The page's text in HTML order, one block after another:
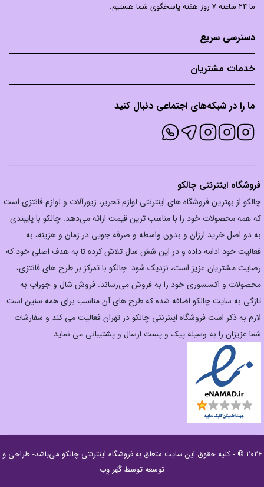
ما 24 ساعته 7 روز هفته پاسخگوی شما هستیم.
دسترسی سریع
خدمات مشتریان
ما را در شبکه‌های اجتماعی دنبال کنید
فروشگاه اینترنتی چالکو
چالکو از بهترین فروشگاه های اینترنتی لوازم تحریر، زیورآلات و لوازم فانتزی است
که همه محصولات خود را با مناسب ترین قیمت ارائه می‌دهد. چالکو با پایبندی
به دو اصل خرید ارزان‌ و بدون واسطه و صرفه جویی در زمان و هزینه، به
فعالیت خود ادامه داده و در این شش سال تلاش کرده تا به هدف اصلی خود که
رضایت مشتریان عزیز است، نزدیک شود. چالکو با تمرکز بر طرح های فانتزی،
محصولات و اکسسوری خود را به فروش می‌رساند. فروش شال و جوراب به
تازگی به سایت چالکو اضافه شده که طرح های آن مناسب برای همه سنین است.
لازم به ذکر است فروشگاه اینترنتی چالکو در تهران فعالیت می کند و سفارشات
شما عزیزان را به وسیله پیک و پست ارسال و پشتیبانی می نماید.
2026 © - کلیه حقوق این سایت متعلق به فروشگاه اینترنتی چالکو می‌باشد- طراحی و
توسعه توسطگَهَر وِب